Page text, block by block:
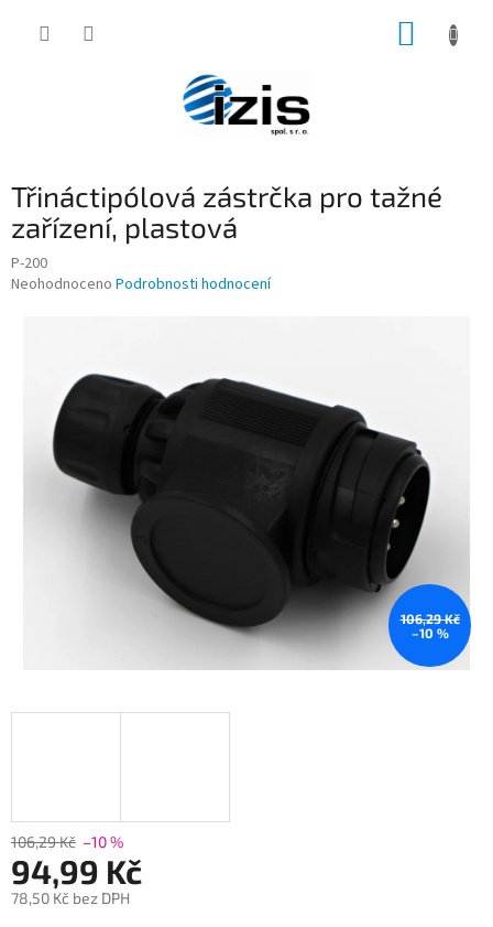
Třináctipólová zástrčka pro tažné
zařízení, plastová
P-200
Průměrné
hvězdiček.
Neohodnoceno Podrobnosti hodnocení
106,29 Kč
–10 %
106,29 Kč –10 %
94,99 Kč
78,50 Kč bez DPH